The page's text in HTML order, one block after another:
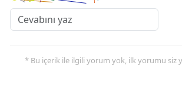
* Bu içerik ile ilgili yorum yok, ilk yorumu siz